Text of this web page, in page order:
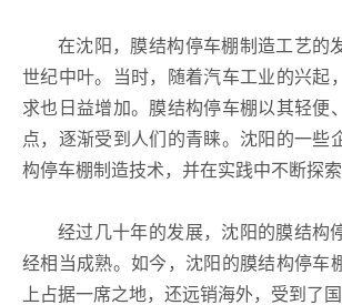
在沈阳，膜结构停车棚制造工艺的
世纪中叶。当时，随着汽车工业的兴起
求也日益增加。膜结构停车棚以其轻便
点，逐渐受到人们的青睐。沈阳的一些
构停车棚制造技术，并在实践中不断探索
经过几十年的发展，沈阳的膜结构
经相当成熟。如今，沈阳的膜结构停车
上占据一席之地，还远销海外，受到了